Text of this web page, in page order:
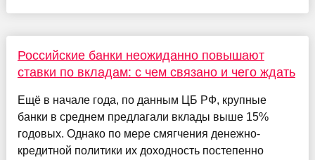
Российские банки неожиданно повышают
ставки по вкладам: с чем связано и чего ждать
Ещё в начале года, по данным ЦБ РФ, крупные
банки в среднем предлагали вклады выше 15%
годовых. Однако по мере смягчения денежно-
кредитной политики их доходность постепенно